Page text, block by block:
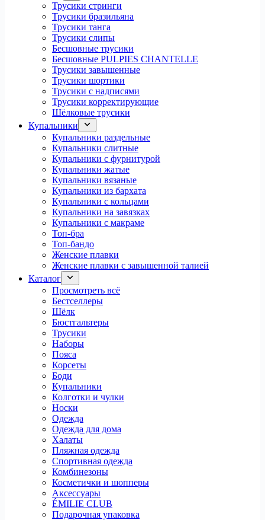
Трусики стринги
Трусики бразильяна
Трусики танга
Трусики слипы
Бесшовные трусики
Бесшовные PULPIES CHANTELLE
Трусики завышенные
Трусики шортики
Трусики с надписями
Трусики корректирующие
Шёлковые трусики
Купальники
Купальники раздельные
Купальники слитные
Купальники с фурнитурой
Купальники жатые
Купальники вязаные
Купальники из бархата
Купальники с кольцами
Купальники на завязках
Купальники с макраме
Топ-бра
Топ-бандо
Женские плавки
Женские плавки с завышенной талией
Каталог
Просмотреть всё
Бестселлеры
Шёлк
Бюстгальтеры
Трусики
Наборы
Пояса
Корсеты
Боди
Купальники
Колготки и чулки
Носки
Одежда
Одежда для дома
Халаты
Пляжная одежда
Спортивная одежда
Комбинезоны
Косметички и шопперы
Аксессуары
ÉMILIE CLUB
Подарочная упаковка